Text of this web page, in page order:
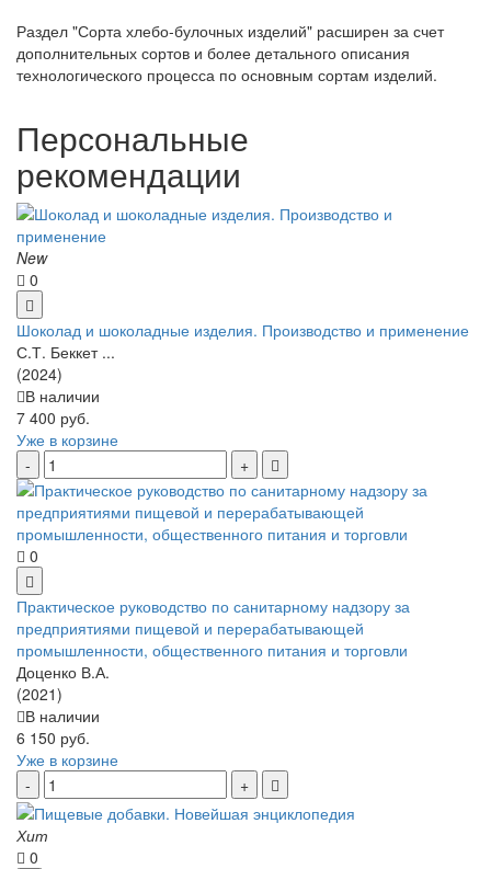
Раздел "Сорта хлебо-булочных изделий" расширен за счет
дополнительных сортов и более детального описания
технологического процесса по основным сортам изделий.
Персональные
рекомендации
New
0
Шоколад и шоколадные изделия. Производство и применение
С.Т. Беккет ...
(2024)
В наличии
7 400 руб.
Уже в корзине
0
Практическое руководство по санитарному надзору за
предприятиями пищевой и перерабатывающей
промышленности, общественного питания и торговли
Доценко В.А.
(2021)
В наличии
6 150 руб.
Уже в корзине
Хит
0